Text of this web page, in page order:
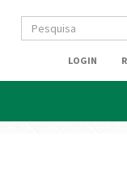
LOGIN